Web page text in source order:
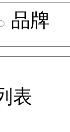
品牌